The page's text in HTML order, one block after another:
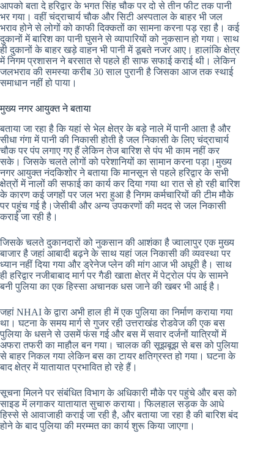
आपको बता दे हरिद्वार के भगत सिंह चौक पर दो से तीन फीट तक पानी
भर गया। वहीं चंद्राचार्य चौक और सिटी अस्पताल के बाहर भी जल
भराव होने से लोगों को काफी दिक्कतों का सामना करना पड़ रहा है। कई
दुकानों में बारिश का पानी घुसने से व्यापारियों को नुकसान हो गया। साथ
ही दुकानों के बाहर खड़े वाहन भी पानी में डूबते नजर आए। हालांकि क्षेत्र
में निगम प्रशासन ने बरसात से पहले ही साफ सफाई कराई थी। लेकिन
जलभराव की समस्या करीब 30 साल पुरानी है जिसका आज तक स्थाई
समाधान नहीं हो पाया।
मुख्य नगर आयुक्त ने बताया
बताया जा रहा है कि यहां से भेल क्षेत्र के बड़े नाले में पानी आता है और
सीधा गंगा में पानी की निकासी होती है जल निकासी के लिए चंद्राचार्य
चौक पर पंप लगाए गए हैं लेकिन तेज बारिश से पंप भी काम नहीं कर
सके। जिसके चलते लोगों को परेशानियों का सामान करना पड़ा।मुख्य
नगर आयुक्त नंदकिशोर ने बताया कि मानसून से पहले हरिद्वार के सभी
क्षेत्रों में नालों की सफाई का कार्य कर दिया गया था रात से हो रही बारिश
के कारण कई जगहों पर जल भरा हुआ है निगम कर्मचारियों की टीम मौके
पर पहुंच गई है।जेसीबी और अन्य उपकरणों की मदद से जल निकासी
कराई जा रही है।
जिसके चलते दुकानदारों को नुकसान की आशंका है ज्वालापुर एक मुख्य
बाजार है जहां आबादी बढ़ने के साथ यहां जल निकासी की व्यवस्था पर
ध्यान नहीं दिया गया और ड्रेनेज प्लेन की मांग आज भी अधूरी है। साथ
ही हरिद्वार नजीबाबाद मार्ग पर गैडी खाता क्षेत्र में पेट्रोल पंप के सामने
बनी पुलिया का एक हिस्सा अचानक धस जाने की खबर भी आई है।
जहां NHAI के द्वारा अभी हाल ही में एक पुलिया का निर्माण कराया गया
था। घटना के समय मार्ग से गुजर रही उत्तराखंड रोडवेज की एक बस
पुलिया के धसने से उसमें फंस गई और बस में सवार दर्जनों यात्रियों में
अफरा तफरी का माहौल बन गया। चालक की सूझबूझ से बस को पुलिया
से बाहर निकल गया लेकिन बस का टायर क्षतिग्रस्त हो गया। घटना के
बाद क्षेत्र में यातायात प्रभावित हो रहे हैं।
सूचना मिलने पर संबंधित विभाग के अधिकारी मौके पर पहुंचे और बस को
साइड में लगाकर यातायात सुचारु कराया। फिलहाल सड़क के आधे
हिस्से से आवाजाही कराई जा रही है, और बताया जा रहा है की बारिश बंद
होने के बाद पुलिया की मरम्मत का कार्य शुरू किया जाएगा।